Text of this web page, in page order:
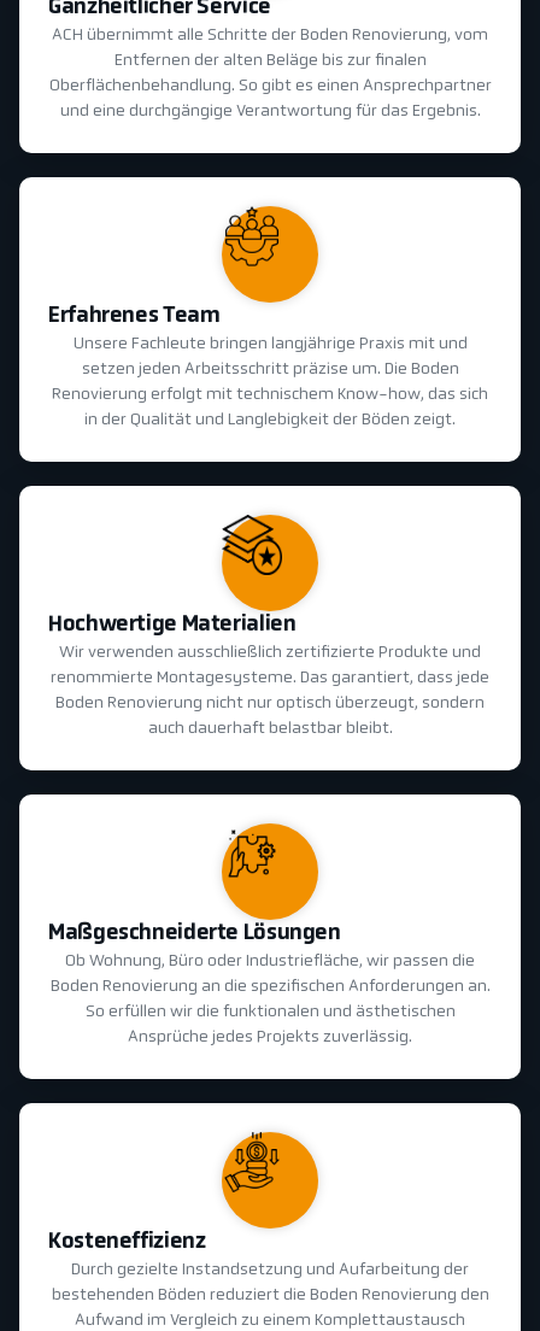
Ganzheitlicher Service
ACH übernimmt alle Schritte der Boden Renovierung, vom
Entfernen der alten Beläge bis zur finalen
Oberflächenbehandlung. So gibt es einen Ansprechpartner
und eine durchgängige Verantwortung für das Ergebnis.
Erfahrenes Team
Unsere Fachleute bringen langjährige Praxis mit und
setzen jeden Arbeitsschritt präzise um. Die Boden
Renovierung erfolgt mit technischem Know-how, das sich
in der Qualität und Langlebigkeit der Böden zeigt.
Hochwertige Materialien
Wir verwenden ausschließlich zertifizierte Produkte und
renommierte Montagesysteme. Das garantiert, dass jede
Boden Renovierung nicht nur optisch überzeugt, sondern
auch dauerhaft belastbar bleibt.
Maßgeschneiderte Lösungen
Ob Wohnung, Büro oder Industriefläche, wir passen die
Boden Renovierung an die spezifischen Anforderungen an.
So erfüllen wir die funktionalen und ästhetischen
Ansprüche jedes Projekts zuverlässig.
Kosteneffizienz
Durch gezielte Instandsetzung und Aufarbeitung der
bestehenden Böden reduziert die Boden Renovierung den
Aufwand im Vergleich zu einem Komplettaustausch